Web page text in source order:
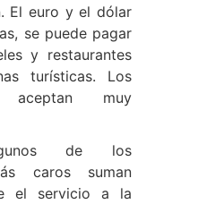
El euro y el dólar
se puede pagar
y restaurantes
turísticas. Los
muy
de los
caros suman
el servicio a la